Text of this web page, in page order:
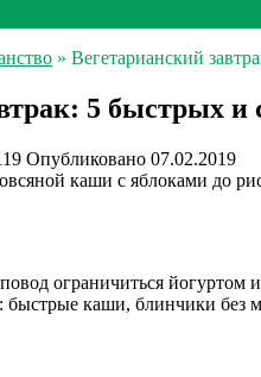
» Вегетарианский
5 быстрых
Опубликовано 07.02.2019
каши с яблоками до
ограничиться
быстрые каши, блинчики без